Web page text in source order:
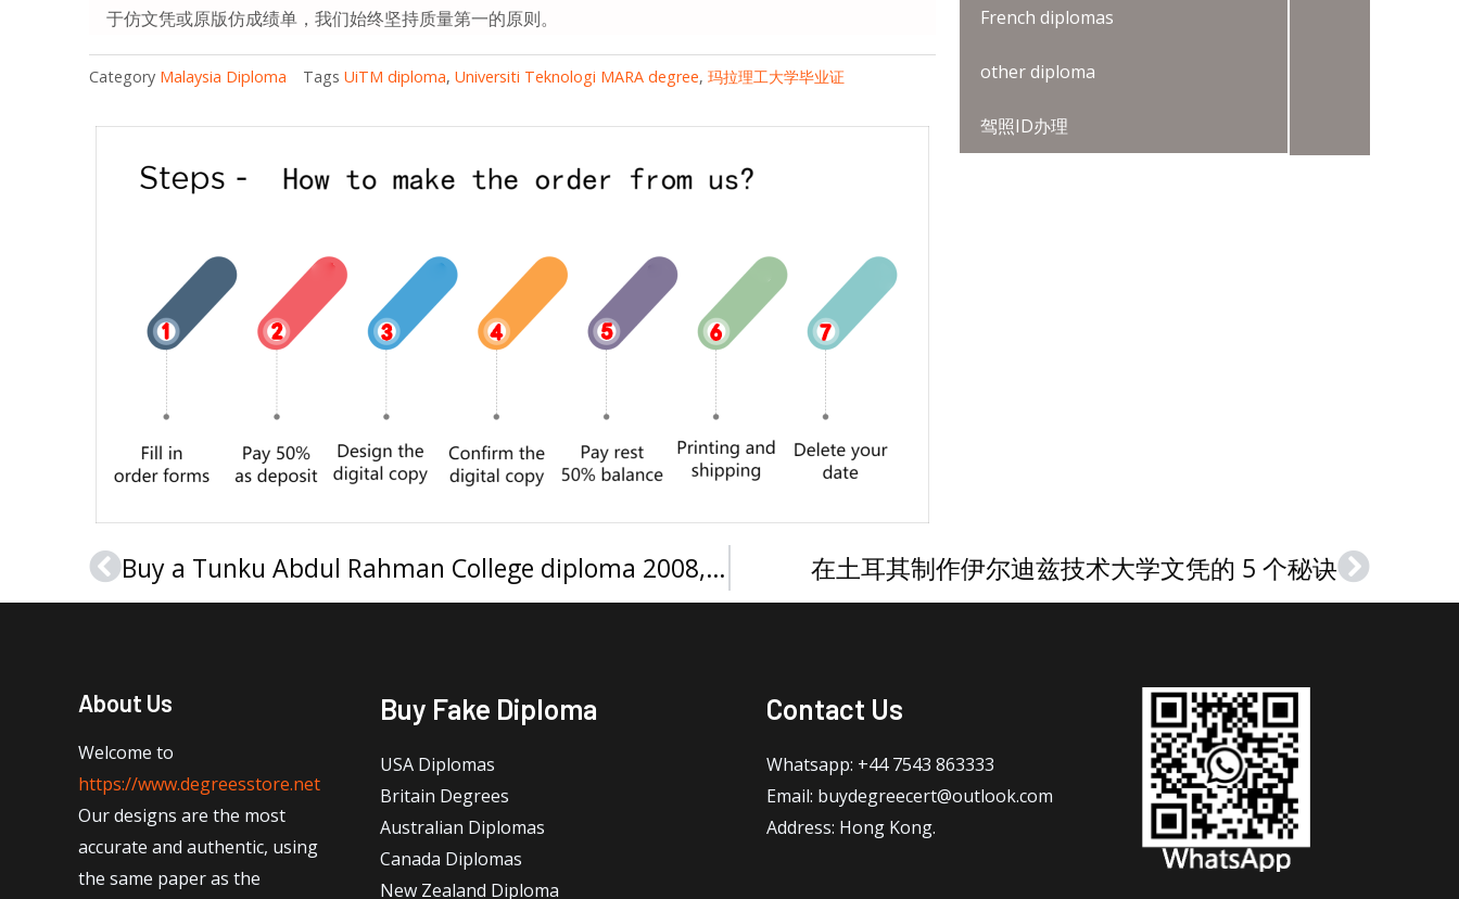
于仿文凭或原版仿成绩单，我们始终坚持质量第一的原则。
Category Malaysia Diploma Tags UiTM diploma, Universiti Teknologi MARA degree, 玛拉理工大学毕业证
French diplomas
other diploma
驾照ID办理
Prev Buy a Tunku Abdul Rahman College diploma 2008, 东姑阿都拉曼学院文凭解决就业难题的关键 在土耳其制作伊尔迪兹技术大学文凭的 5 个秘诀Next
About Us
Welcome to
https://www.degreesstore.net
Our designs are the most
accurate and authentic, using
the same paper as the
Buy Fake Diploma
USA Diplomas
Britain Degrees
Australian Diplomas
Canada Diplomas
New Zealand Diploma
Contact Us
Whatsapp: +44 7543 863333
Email: buydegreecert@outlook.com
Address: Hong Kong.